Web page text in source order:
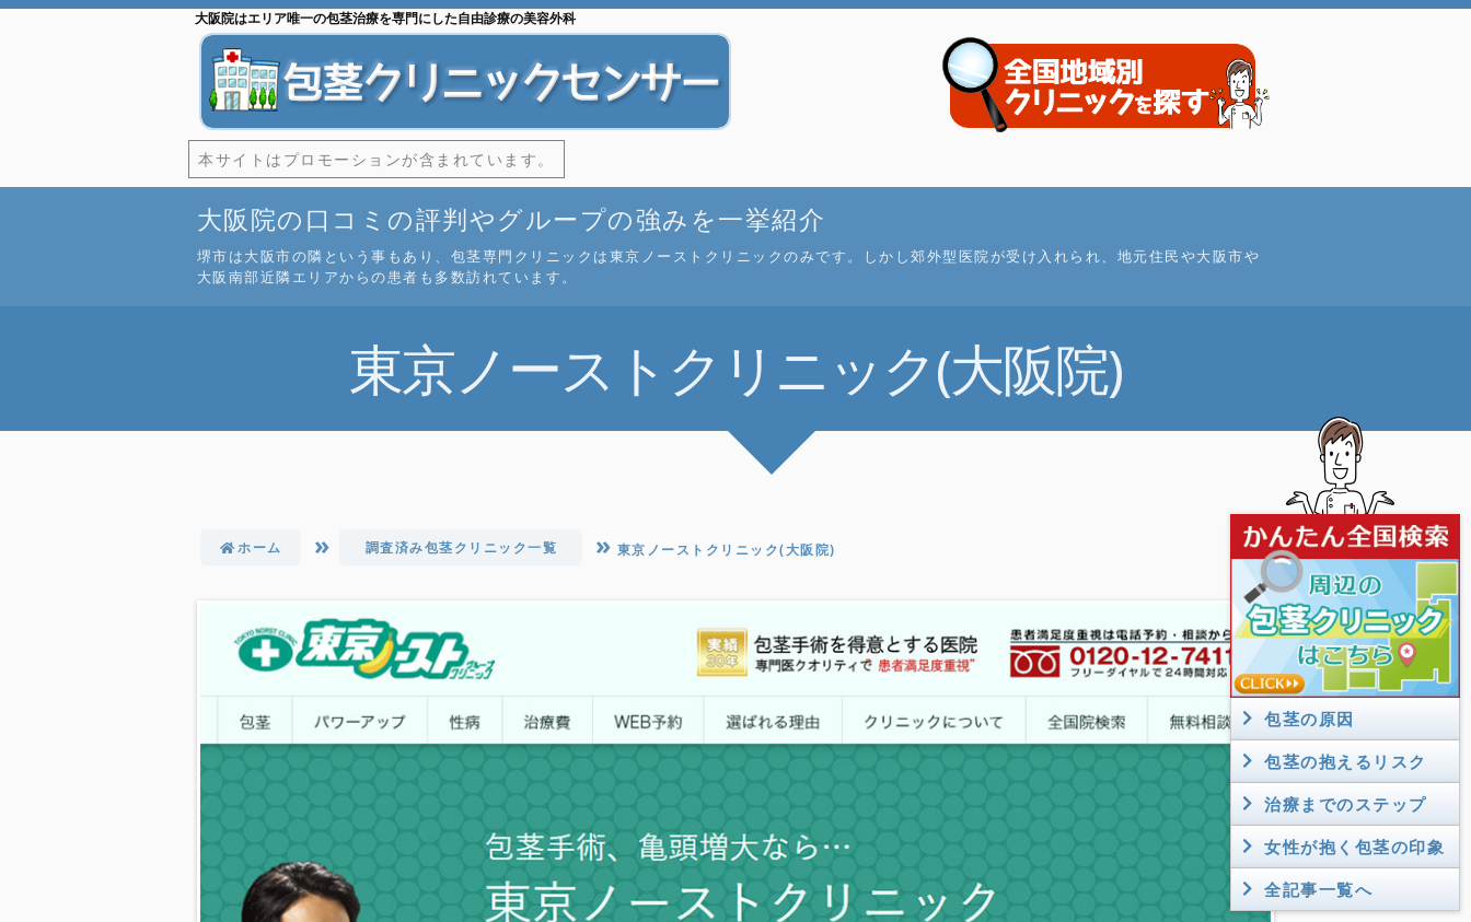
大阪院はエリア唯一の包茎治療を専門にした自由診療の美容外科
本サイトはプロモーションが含まれています。
包茎の原因
包茎の抱えるリスク
治療までのステップ
女性が抱く包茎の印象
全記事一覧へ
大阪院の口コミの評判やグループの強みを一挙紹介
堺市は大阪市の隣という事もあり、包茎専門クリニックは東京ノーストクリニックのみです。しかし郊外型医院が受け入れられ、地元住民や大阪市や
大阪南部近隣エリアからの患者も多数訪れています。
青森
秋田 岩手
宮城
福島
岐阜
三重 愛知 静岡
兵庫
京都 滋賀
大阪
和歌山 奈良
島根 鳥取
広島 岡山
愛媛 香川
長崎
熊本 宮崎
沖縄
東京ノーストクリニック(大阪院)
ホーム 調査済み包茎クリニック一覧 東京ノーストクリニック(大阪院)